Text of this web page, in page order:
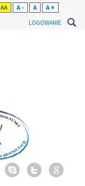
AA A - A
A +
LOGOWANIE